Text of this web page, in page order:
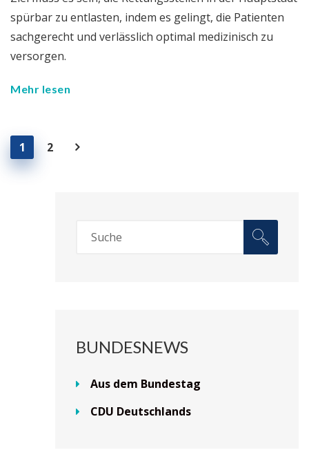
spürbar zu entlasten, indem es gelingt, die Patienten
sachgerecht und verlässlich optimal medizinisch zu
versorgen.
Mehr lesen
1 2
BUNDESNEWS
Aus dem Bundestag
CDU Deutschlands